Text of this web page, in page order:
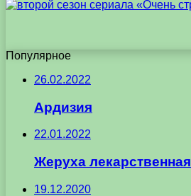
Популярное
26.02.2022
Ардизия
22.01.2022
Жеруха лекарственная
19.12.2020